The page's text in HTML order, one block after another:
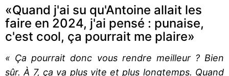
«Quand j'ai su qu'Antoine allait les
faire en 2024, j'ai pensé : punaise,
c'est cool, ça pourrait me plaire»
« Ça pourrait donc vous rendre meilleur ? Bien
sûr. À 7, ça va plus vite et plus longtemps. Quand